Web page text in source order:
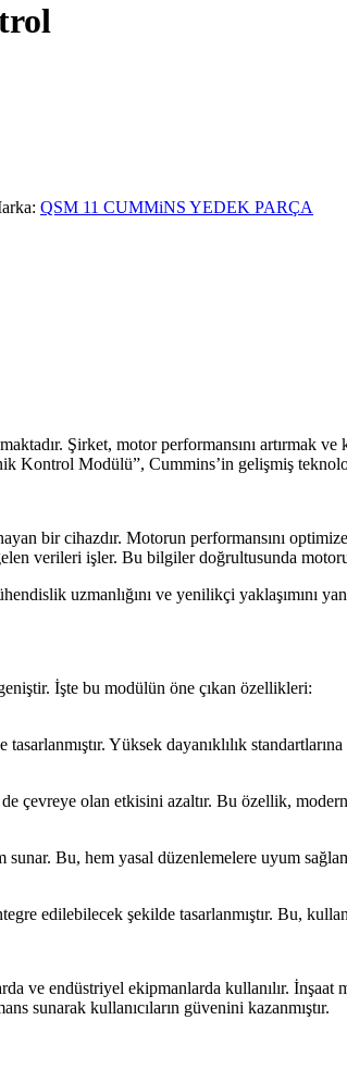
QSM 11 CUMMiNS YEDEK PARÇA
Şirket, motor performansını artırmak
Kontrol Modülü”, Cummins’in gelişmiş
bir cihazdır. Motorun performansını
verileri işler. Bu bilgiler doğrultusunda
uzmanlığını ve yenilikçi yaklaşımını
İşte bu modülün öne çıkan özellikleri:
Yüksek dayanıklılık
çevreye olan etkisini azaltır. Bu özellik,
Bu, hem yasal düzenlemelere uyum
edilebilecek şekilde tasarlanmıştır. Bu,
ve endüstriyel ekipmanlarda kullanılır.
sunarak kullanıcıların güvenini kazanmıştır.